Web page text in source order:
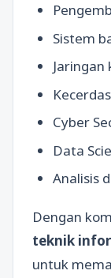
Sistem
Cyber
Data
Analisis
Dengan
teknik
untuk